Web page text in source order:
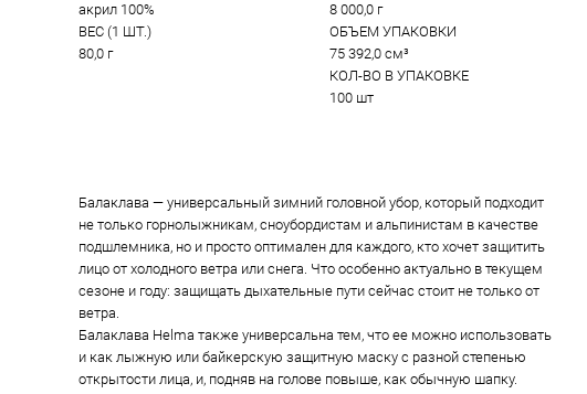
акрил 100%
ВЕС (1 ШТ.)
80,0 г
8 000,0 г
ОБЪЕМ УПАКОВКИ
75 392,0 см³
КОЛ-ВО В УПАКОВКЕ
100 шт
Балаклава — универсальный зимний головной убор, который подходит
не только горнолыжникам, сноубордистам и альпинистам в качестве
подшлемника, но и просто оптимален для каждого, кто хочет защитить
лицо от холодного ветра или снега. Что особенно актуально в текущем
сезоне и году: защищать дыхательные пути сейчас стоит не только от
ветра.
Балаклава Helma также универсальна тем, что ее можно использовать
и как лыжную или байкерскую защитную маску с разной степенью
открытости лица, и, подняв на голове повыше, как обычную шапку.